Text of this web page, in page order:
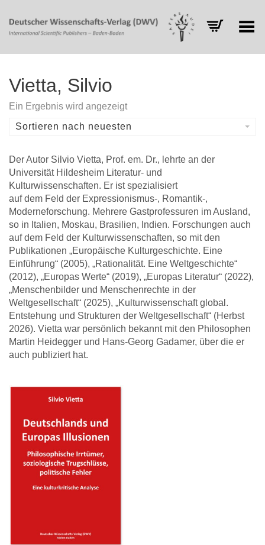
Toggle Menu
Vietta, Silvio
Ein Ergebnis wird angezeigt
Sortieren nach neuesten
Der Autor Silvio Vietta, Prof. em. Dr., lehrte an der
Universität Hildesheim Literatur- und
Kulturwissenschaften. Er ist spezialisiert
auf dem Feld der Expressionismus-, Romantik-,
Moderneforschung. Mehrere Gastprofessuren im Ausland,
so in Italien, Moskau, Brasilien, Indien. Forschungen auch
auf dem Feld der Kulturwissenschaften, so mit den
Publikationen „Europäische Kulturgeschichte. Eine
Einführung“ (2005), „Rationalität. Eine Weltgeschichte“
(2012), „Europas Werte“ (2019), „Europas Literatur“ (2022),
„Menschenbilder und Menschenrechte in der
Weltgesellschaft“ (2025), „Kulturwissenschaft global.
Entstehung und Strukturen der Weltgesellschaft“ (Herbst
2026). Vietta war persönlich bekannt mit den Philosophen
Martin Heidegger und Hans-Georg Gadamer, über die er
auch publiziert hat.